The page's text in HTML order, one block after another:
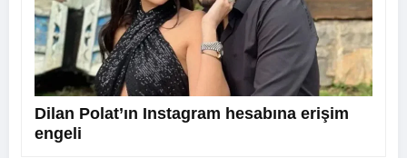
Dilan Polat’ın Instagram hesabına erişim
engeli